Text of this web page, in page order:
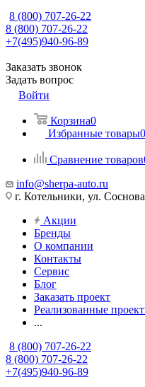
8 (800) 707-26-22
8 (800) 707-26-22
+7(495)940-96-89
Заказать звонок
Задать вопрос
Войти
Корзина0
Избранные товары0
Сравнение товаров
info@sherpa-auto.ru
г. Котельники, ул.
Акции
Бренды
О компании
Контакты
Сервис
Блог
Заказать проект
Реализованные
...
8 (800) 707-26-22
8 (800) 707-26-22
+7(495)940-96-89